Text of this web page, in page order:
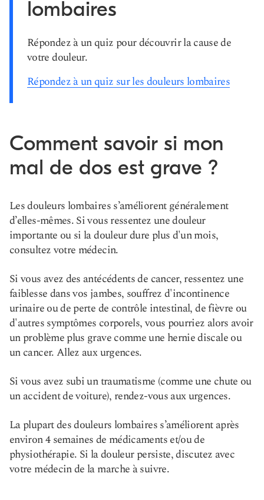
lombaires
Répondez à un quiz pour découvrir la cause de
votre douleur.
Répondez à un quiz sur les douleurs lombaires
Comment savoir si mon
mal de dos est grave ?
Les douleurs lombaires s’améliorent généralement
d’elles-mêmes. Si vous ressentez une douleur
importante ou si la douleur dure plus d'un mois,
consultez votre médecin.
Si vous avez des antécédents de cancer, ressentez une
faiblesse dans vos jambes, souffrez d'incontinence
urinaire ou de perte de contrôle intestinal, de fièvre ou
d'autres symptômes corporels, vous pourriez alors avoir
un problème plus grave comme une hernie discale ou
un cancer. Allez aux urgences.
Si vous avez subi un traumatisme (comme une chute ou
un accident de voiture), rendez-vous aux urgences.
La plupart des douleurs lombaires s’améliorent après
environ 4 semaines de médicaments et/ou de
physiothérapie. Si la douleur persiste, discutez avec
votre médecin de la marche à suivre.